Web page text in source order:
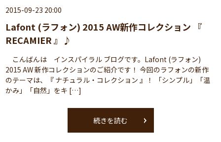
2015-09-23 20:00
Lafont (ラフォン) 2015 AW新作コレクション 『
RECAMIER 』♪
こんばんは インスパイラル ブログです。Lafont (ラフォン)
2015 AW 新作コレクションのご紹介です！ 今回のラフォンの新作
のテーマは、『 ナチュラル・コレクション 』！ 「シンプル」「温
かみ」「自然」をキ […]
続きを読む